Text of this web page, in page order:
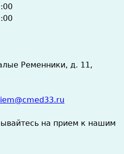
Ременники, д. 11,
на прием к нашим